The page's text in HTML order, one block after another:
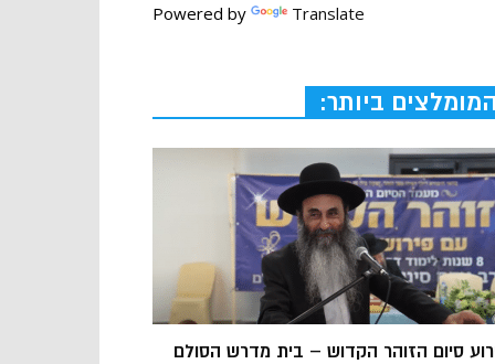
Powered by Translate
המומלצים ביותר:
סיום הזוהר הקדוש – בית מדרש הסולם